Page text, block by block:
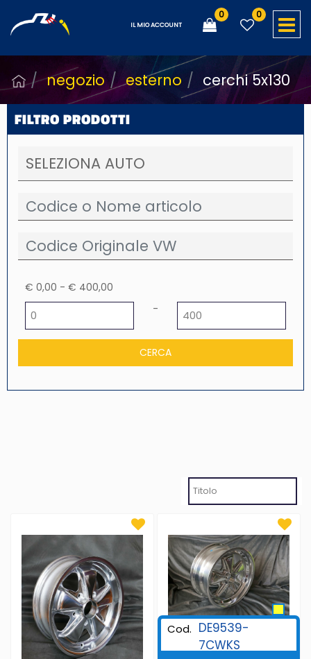
IL MIO ACCOUNT
0 0
negozio esterno cerchi 5x130
FILTRO PRODOTTI
€ 0,00 - € 400,00
-
Cod. DE9539-
7CWKS